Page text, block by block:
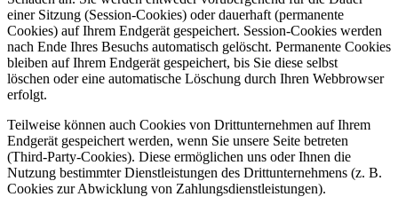
einer Sitzung (Session-Cookies) oder dauerhaft (permanente
Cookies) auf Ihrem Endgerät gespeichert. Session-Cookies werden
nach Ende Ihres Besuchs automatisch gelöscht. Permanente Cookies
bleiben auf Ihrem Endgerät gespeichert, bis Sie diese selbst
löschen oder eine automatische Löschung durch Ihren Webbrowser
erfolgt.
Teilweise können auch Cookies von Drittunternehmen auf Ihrem
Endgerät gespeichert werden, wenn Sie unsere Seite betreten
(Third-Party-Cookies). Diese ermöglichen uns oder Ihnen die
Nutzung bestimmter Dienstleistungen des Drittunternehmens (z. B.
Cookies zur Abwicklung von Zahlungsdienstleistungen).